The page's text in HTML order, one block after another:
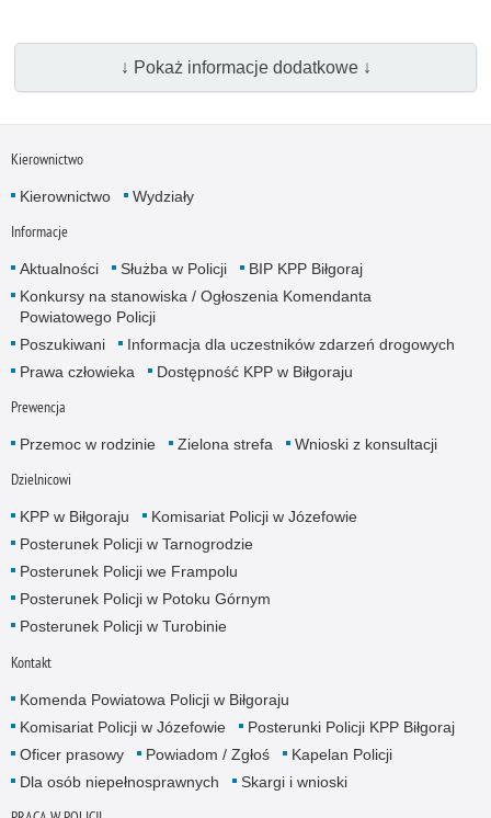
↓ Pokaż informacje dodatkowe ↓
Kierownictwo
Kierownictwo Wydziały
Informacje
Aktualności Służba w Policji
BIP KPP Biłgoraj
Konkursy na stanowiska / Ogłoszenia Komendanta
Powiatowego Policji
Poszukiwani
Informacja dla uczestników zdarzeń drogowych
Prawa człowieka
Dostępność KPP w Biłgoraju
Prewencja
Przemoc w rodzinie Zielona strefa Wnioski z konsultacji
Dzielnicowi
KPP w Biłgoraju
Komisariat Policji w Józefowie
Posterunek Policji w Tarnogrodzie
Posterunek Policji we Frampolu
Posterunek Policji w Potoku Górnym
Posterunek Policji w Turobinie
Kontakt
Komenda Powiatowa Policji w Biłgoraju
Komisariat Policji w Józefowie
Posterunki Policji KPP Biłgoraj
Oficer prasowy
Powiadom / Zgłoś
Kapelan Policji
Dla osób niepełnosprawnych
Skargi i wnioski